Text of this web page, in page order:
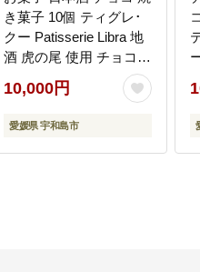
き菓子 10個 ティグレ･
クー Patisserie Libra 地
酒 虎の尾 使用 チョコレ
ート 洋菓子 お菓子 菓子
おやつ スイーツ 数量限
定 国産 愛媛 宇和島
10,000円
愛媛県 宇和島市
詰